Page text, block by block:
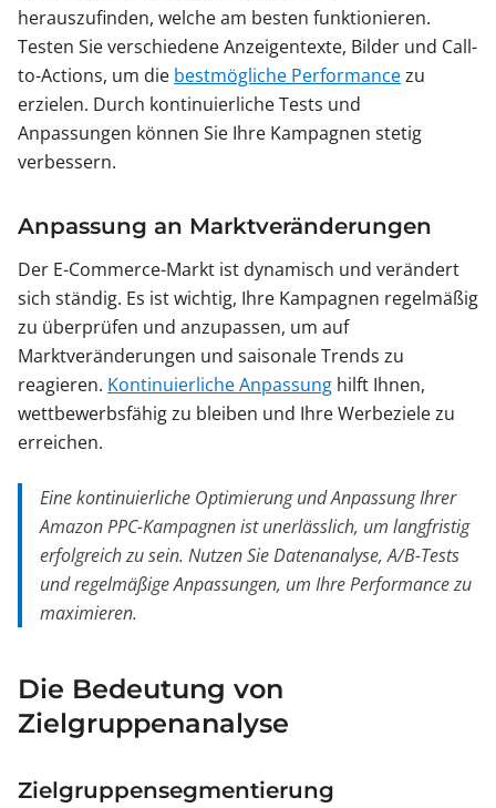
herauszufinden, welche am besten funktionieren.
Testen Sie verschiedene Anzeigentexte, Bilder und Call-
to-Actions, um die bestmögliche Performancezu
erzielen. Durch kontinuierliche Tests und
Anpassungen können Sie Ihre Kampagnen stetig
verbessern.
Anpassung an Marktveränderungen
Der E-Commerce-Markt ist dynamisch und verändert
sich ständig. Es ist wichtig, Ihre Kampagnen regelmäßig
zu überprüfen und anzupassen, um auf
Marktveränderungen und saisonale Trends zu
reagieren. Kontinuierliche Anpassung hilft Ihnen,
wettbewerbsfähig zu bleiben und Ihre Werbeziele zu
erreichen.
Eine kontinuierliche Optimierung und Anpassung Ihrer
Amazon PPC-Kampagnen ist unerlässlich, um langfristig
erfolgreich zu sein. Nutzen Sie Datenanalyse, A/B-Tests
und regelmäßige Anpassungen, um Ihre Performance zu
maximieren.
Die Bedeutung von
Zielgruppenanalyse
Zielgruppensegmentierung